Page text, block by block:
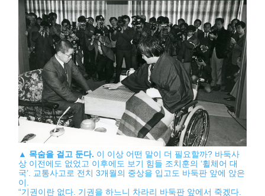
▲ 목숨을 걸고 둔다. 이 이상 어떤 말이 더 필요할까? 바둑사
상 이전에도 없었고 이후에도 보기 힘들 조치훈의 ‘휠체어 대
국’. 교통사고로 전치 3개월의 중상을 입고도 바둑판 앞에 앉은
이.
“기권이란 없다. 기권을 하느니 차라리 바둑판 앞에서 죽겠다.